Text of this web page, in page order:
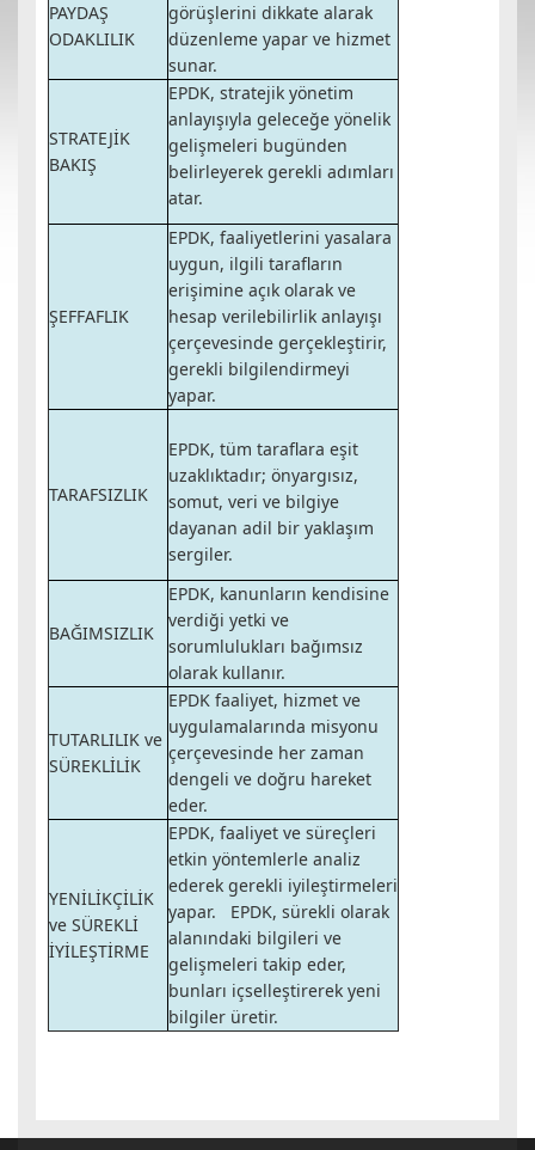
PAYDAŞ
ODAKLILIK
görüşlerini dikkate alarak
düzenleme yapar ve hizmet
sunar.
STRATEJİK
BAKIŞ
EPDK, stratejik yönetim
anlayışıyla geleceğe yönelik
gelişmeleri bugünden
belirleyerek gerekli adımları
atar.
ŞEFFAFLIK
EPDK, faaliyetlerini yasalara
uygun, ilgili tarafların
erişimine açık olarak ve
hesap verilebilirlik anlayışı
çerçevesinde gerçekleştirir,
gerekli bilgilendirmeyi
yapar.
TARAFSIZLIK
EPDK, tüm taraflara eşit
uzaklıktadır; önyargısız,
somut, veri ve bilgiye
dayanan adil bir yaklaşım
sergiler.
BAĞIMSIZLIK
EPDK, kanunların kendisine
verdiği yetki ve
sorumlulukları bağımsız
olarak kullanır.
TUTARLILIK ve
SÜREKLİLİK
EPDK faaliyet, hizmet ve
uygulamalarında misyonu
çerçevesinde her zaman
dengeli ve doğru hareket
eder.
YENİLİKÇİLİK
ve SÜREKLİ
İYİLEŞTİRME
EPDK, faaliyet ve süreçleri
etkin yöntemlerle analiz
ederek gerekli iyileştirmeleri
yapar. EPDK, sürekli olarak
alanındaki bilgileri ve
gelişmeleri takip eder,
bunları içselleştirerek yeni
bilgiler üretir.